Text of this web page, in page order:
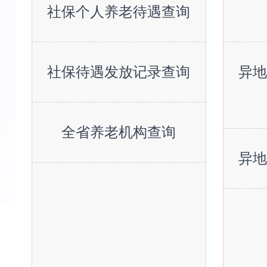
社保个人养老待遇查询
社保待遇发放记录查询
全省养老机构查询
异
异